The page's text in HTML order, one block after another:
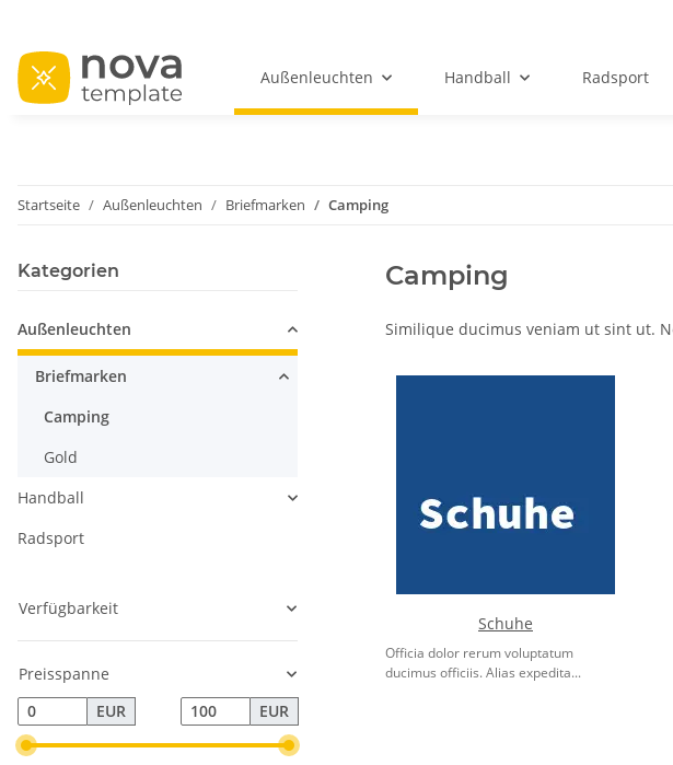
Außenleuchten Handball Radsport
Startseite Außenleuchten Briefmarken Camping
Camping
Similique ducimus veniam ut sint ut.
Schuhe
Officia dolor rerum voluptatum
ducimus officiis. Alias expedita...
Kategorien
Außenleuchten
Briefmarken
Camping
Gold
Handball
Radsport
Verfügbarkeit
Preisspanne
EUR
EUR